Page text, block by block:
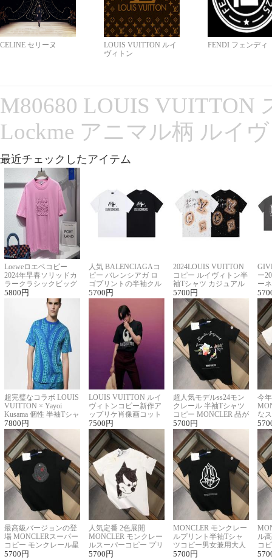
CELINE セリーヌ
LOUIS VUITTON ルイ
ヴィトン
FENDI フェンディ
M80680 LOUIS VUITTON
Lockme アニマル柄 ルイ
最近チェックしたアイテム
Loeweロエベコピー
2024年早春ソリッドカ
ラークラシックビッグ
ロゴ刺繍Tシャツ
5800 円
人気 BALENCIAGAコ
ピー バレンシアガ ロ
ゴプリントの半袖クル
ーネックTシャツ
5700 円
2024LOUIS VUITTON
コピー ルイヴィトン半
袖Tシャツ カジュアル
に馴染む 2色展開
5700 円
ー
ー
ー
超完璧なコラボ LOUIS
VUITTON × Yayoi
Kusama 個性 半袖Tシャ
ツコピー男女兼用
7800 円
LOUIS VUITTON ルイ
ヴィトンコピー新作ア
ップリケ肖像画コット
ンニット半袖Tシャツ
7500 円
超人気モデルss24モン
クレール 半袖Tシャツ
コピー MONCLER 品が
良く見た目
5700 円
今
な
ル
最高級バージョンの登
場 MONCLERスーパー
コピー モンクレール星
座半袖Tシャツ
5700 円
人気定番 2色展開
MONCLER モンクレー
ルスーパーコピー プリ
ント半袖Tシャツ
5700 円
MONCLER モンクレー
ルプリント半袖Tシャ
ツコピー男女兼用大人
可愛い春夏コーデ
5700 円
ル
コ
ィ